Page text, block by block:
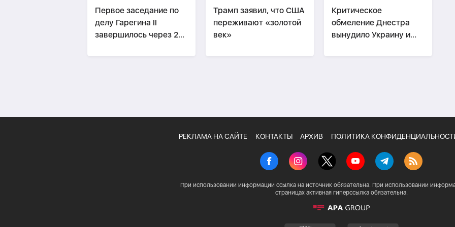
Первое заседание по
делу Гарегина II
завершилось через 20
Трамп заявил, что США
переживают «золотой
век»
Критическое
обмеление Днестра
вынудило Украину и
ограничения
РЕКЛАМА НА САЙТЕ КОНТАКТЫ АРХИВ ПОЛИТИКА
При использовании информации ссылка на источник обязательна. При использовании
страницах активная гиперссылка обязательна.